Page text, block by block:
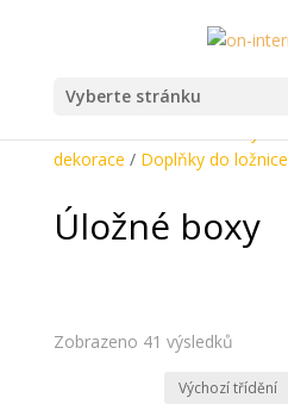
Vyberte stránku
dekorace / Doplňky do ložnice
Úložné boxy
Zobrazeno 41 výsledků